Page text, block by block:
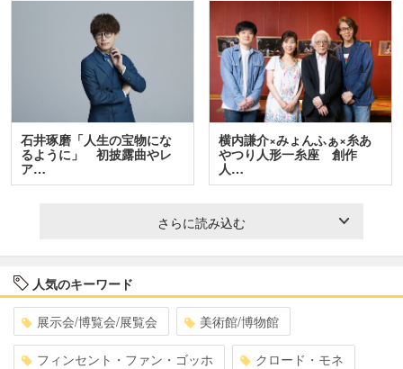
石井琢磨「人生の宝物にな
るように」 初披露曲やレ
ア…
横内謙介×みょんふぁ×糸あ
やつり人形一糸座 創作
人…
さらに読み込む
人気のキーワード
展示会/博覧会/展覧会 美術館/博物館
フィンセント・ファン・ゴッホ クロード・モネ